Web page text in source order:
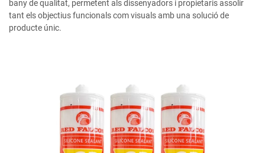
bany de qualitat, permetent als dissenyadors i propietaris assolir
tant els objectius funcionals com visuals amb una solució de
producte únic.